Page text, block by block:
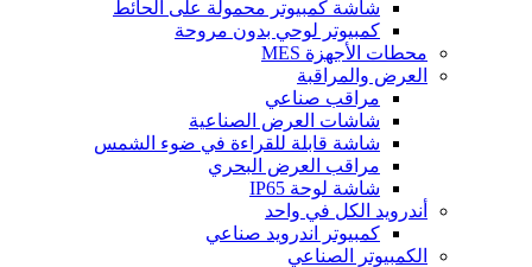
شاشة كمبيوتر محمولة على الحائط
كمبيوتر لوحي بدون مروحة
محطات الأجهزة MES
العرض والمراقبة
مراقب صناعي
شاشات العرض الصناعية
شاشة قابلة للقراءة في ضوء الشمس
مراقب العرض البحري
شاشة لوحة IP65
أندرويد الكل في واحد
كمبيوتر اندرويد صناعي
الكمبيوتر الصناعي